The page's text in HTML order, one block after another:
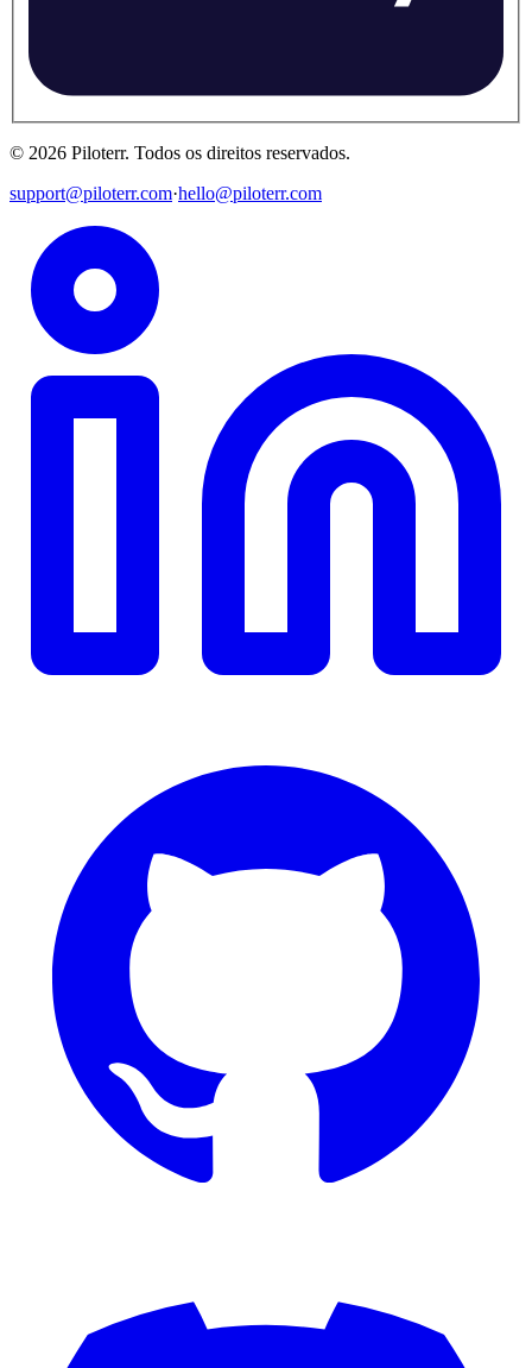
© 2026 Piloterr. Todos os direitos reservados.
support@piloterr.com·hello@piloterr.com